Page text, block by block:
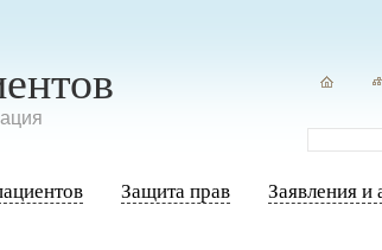
Защита прав Заявления и